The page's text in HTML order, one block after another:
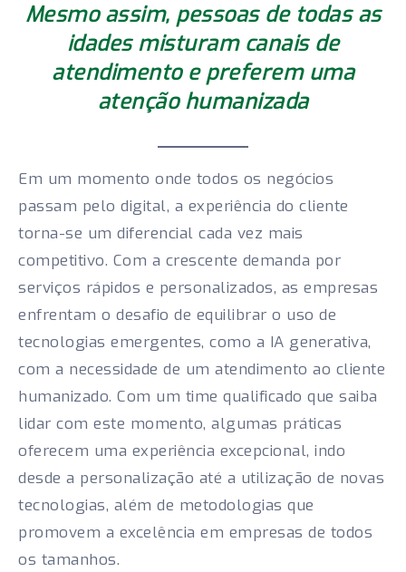
Mesmo assim, pessoas de todas as
idades misturam canais de
atendimento e preferem uma
atenção humanizada
Em um momento onde todos os negócios
passam pelo digital, a experiência do cliente
torna-se um diferencial cada vez mais
competitivo. Com a crescente demanda por
serviços rápidos e personalizados, as empresas
enfrentam o desafio de equilibrar o uso de
tecnologias emergentes, como a IA generativa,
com a necessidade de um atendimento ao cliente
humanizado. Com um time qualificado que saiba
lidar com este momento, algumas práticas
oferecem uma experiência excepcional, indo
desde a personalização até a utilização de novas
tecnologias, além de metodologias que
promovem a excelência em empresas de todos
os tamanhos.